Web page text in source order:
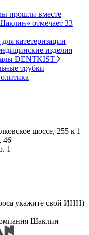
прошли вместе
отмечает 33
катетеризации
изделия
DENTKIST
трубки
шоссе, 255 к 1
46
1
укажите свой ИНН)
Шаклин